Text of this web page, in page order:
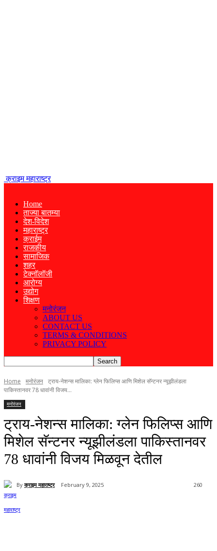
क्राइम महाराष्ट्र
Home
ताज्या बातम्या
देश-विदेश
महाराष्ट्र
क्राईम
राजकीय
सामाजिक
शहर
टेक्नॉलॉजी
आरोग्य
उद्योग
शिक्षण
मनोरंजन
ABOUT US
CONTACT US
TERMS & CONDITIONS
PRIVACY POLICY
Home मनोरंजन ट्राय-नेशन्स मालिका: ग्लेन फिलिप्स आणि मिशेल सॅन्टनर न्यूझीलंडला
पाकिस्तानवर 78 धावांनी विजय...
मनोरंजन
ट्राय-नेशन्स मालिका: ग्लेन फिलिप्स आणि
मिशेल सॅन्टनर न्यूझीलंडला पाकिस्तानवर
78 धावांनी विजय मिळवून देतील
By क्राइम महाराष्ट्र February 9, 2025 260